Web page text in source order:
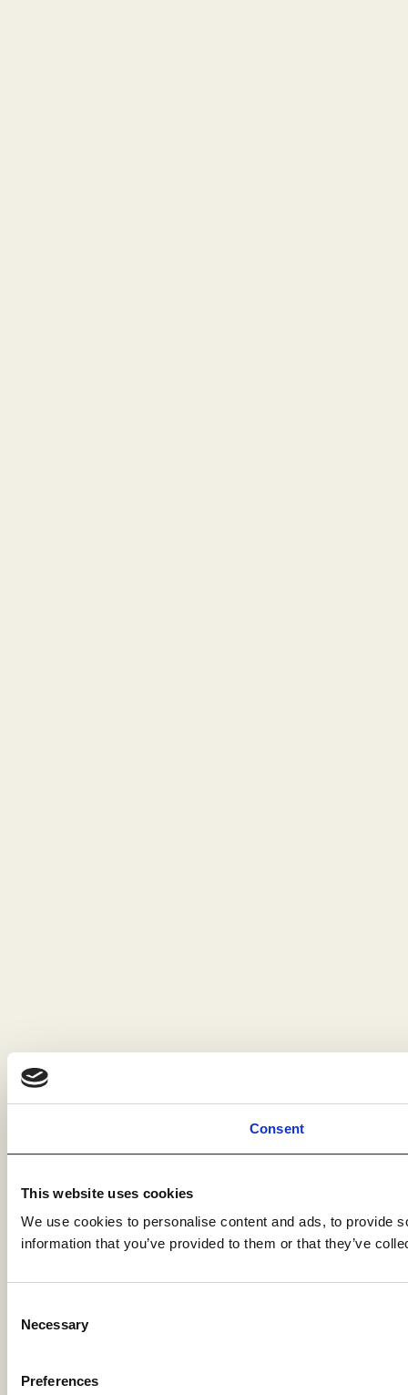
Consent
This website uses cookies
We use cookies to personalise content and ads, to provide
information that you’ve provided to them or that they’ve
Selection
Necessary
Preferences